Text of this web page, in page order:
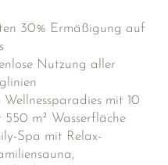
30% Ermäßigung auf
Nutzung aller
mit 10
550 m² Wasserfläche
Spa mit Relax-